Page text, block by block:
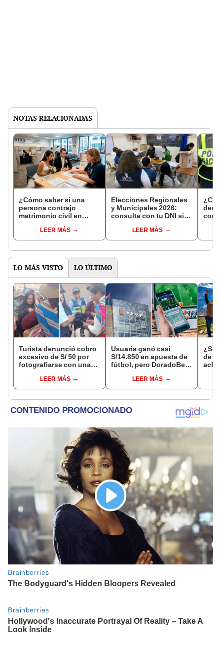
NOTAS RELACIONADAS
¿Cómo saber si una
persona contrajo
matrimonio civil en
LEER MÁS
Elecciones Regionales
y Municipales 2026:
consulta con tu DNI si
de mesa para este 4 de
octubre en el link oficial
LEER MÁS
con
LO MÁS VISTO LO ÚLTIMO
Turista denunció cobro
excesivo de S/ 50 por
fotografiarse con una
Serenazgo recuperó el
dinero
LEER MÁS
Usuaria ganó casi
S/14.850 en apuesta de
fútbol, pero DoradoBet
Indecopi multó a la
empresa con más de S/
LEER MÁS
¿Se
de